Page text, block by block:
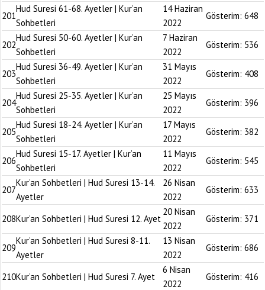
201
Hud Suresi 61-68. Ayetler | Kur’an
Sohbetleri
14 Haziran
2022
Gösterim: 648
202
Hud Suresi 50-60. Ayetler | Kur’an
Sohbetleri
7 Haziran
2022
Gösterim: 536
203
Hud Suresi 36-49. Ayetler | Kur’an
Sohbetleri
31 Mayıs
2022
Gösterim: 408
204
Hud Suresi 25-35. Ayetler | Kur’an
Sohbetleri
25 Mayıs
2022
Gösterim: 396
205
Hud Suresi 18-24. Ayetler | Kur’an
Sohbetleri
17 Mayıs
2022
Gösterim: 382
206
Hud Suresi 15-17. Ayetler | Kur’an
Sohbetleri
11 Mayıs
2022
Gösterim: 545
207
Kur’an Sohbetleri | Hud Suresi 13-14.
Ayetler
26 Nisan
2022
Gösterim: 633
208Kur’an Sohbetleri | Hud Suresi 12. Ayet
20 Nisan
2022
Gösterim: 371
209
Kur’an Sohbetleri | Hud Suresi 8-11.
Ayetler
13 Nisan
2022
Gösterim: 686
210Kur’an Sohbetleri | Hud Suresi 7. Ayet
6 Nisan
2022
Gösterim: 416